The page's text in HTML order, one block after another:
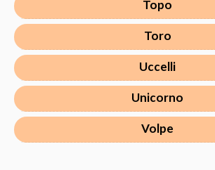
Topo
Toro
Uccelli
Unicorno
Volpe